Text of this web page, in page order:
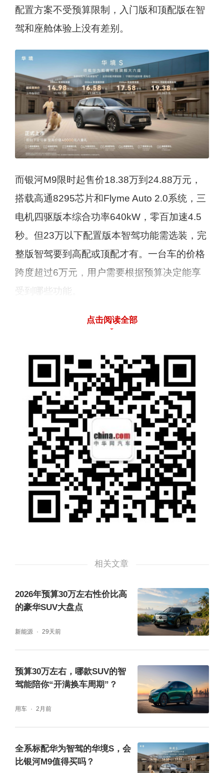
配置方案不受预算限制，入门版和顶配版在智
驾和座舱体验上没有差别。
而银河M9限时起售价18.38万到24.88万元，
搭载高通8295芯片和Flyme Auto 2.0系统，三
电机四驱版本综合功率640kW，零百加速4.5
秒。但23万以下配置版本智驾功能需选装，完
整版智驾要到高配或顶配才有。一台车的价格
跨度超过6万元，用户需要根据预算决定能享
受到哪些功能。
尺寸空间
华境S长宽高5235/1999/1800mm，轴距3105
mm。银河M9长宽高5205/1999/1800mm，轴
距3030mm。华境S在车长上多30mm，轴距
地台，老人小孩进出更方便。第三排坐垫厚度
时后备箱采用双层下沉式结构，容积423升，
点击阅读全部
相关文章
2026年预算30万左右性价比高
的豪华SUV大盘点
新能源 29天前
预算30万左右，哪款SUV的智
驾能陪你“开满换车周期”？
用车 2月前
全系标配华为智驾的华境S，会
比银河M9值得买吗？